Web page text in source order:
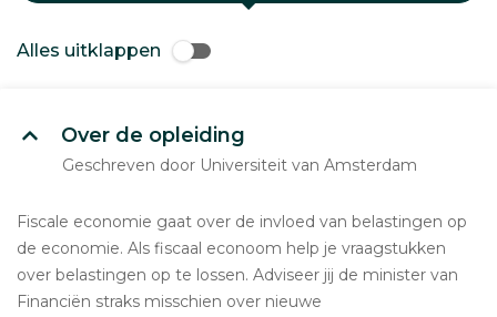
Alles uitklappen
Over de opleiding
Geschreven door Universiteit van Amsterdam
Fiscale economie gaat over de invloed van belastingen op
de economie. Als fiscaal econoom help je vraagstukken
over belastingen op te lossen. Adviseer jij de minister van
Financiën straks misschien over nieuwe